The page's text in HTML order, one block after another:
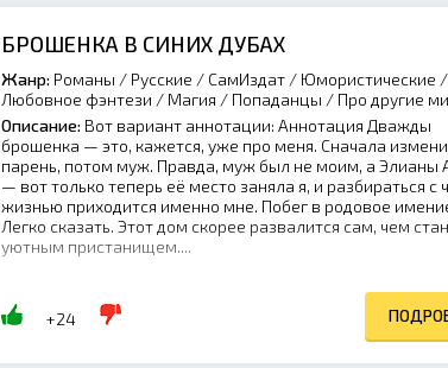
БРОШЕНКА В СИНИХ ДУБАХ
Жанр: Романы / Русские / СамИздат / Юмористические /
Любовное фэнтези / Магия / Попаданцы / Про другие
Описание: Вот вариант аннотации: Аннотация Дважды
брошенка — это, кажется, уже про меня. Сначала
парень, потом муж. Правда, муж был не моим, а Элианы
— вот только теперь её место заняла я, и разбираться с
жизнью приходится именно мне. Побег в родовое
Легко сказать. Этот дом скорее развалится сам, чем
уютным пристанищем....
+24